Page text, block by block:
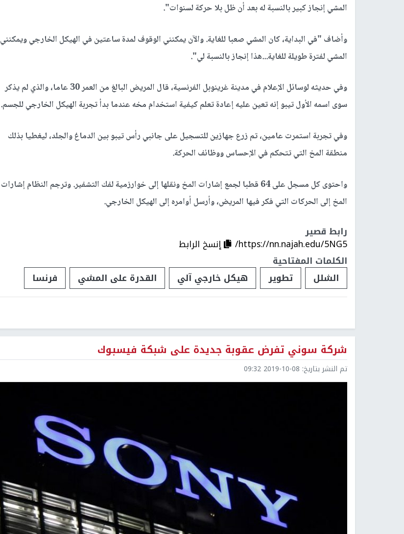
المشي إنجاز كبير بالنسبة له بعد أن ظل بلا حركة لسنوات".
وأضاف "في البداية، كان المشي صعبا للغاية. والآن يمكنني الوقوف لمدة ساعتين في الهيكل الخارجي ويمكنني
المشي لفترة طويلة للغاية...هذا إنجاز بالنسبة لي".
وفي حديثه لوسائل الإعلام في مدينة غرينوبل الفرنسية، قال المريض البالغ من العمر 30 عاما، والذي لم يذكر
سوى اسمه الأول تيبو إنه تعين عليه إعادة تعلم كيفية استخدام مخه عندما بدأ تجربة الهيكل الخارجي للجسم.
وفي تجربة استمرت عامين، تم زرع جهازين للتسجيل على جانبي رأس تيبو بين الدماغ والجلد، ليغطيا بذلك
منطقة المخ التي تتحكم في الإحساس ووظائف الحركة.
واحتوى كل مسجل على 64 قطبا لجمع إشارات المخ ونقلها إلى خوارزمية لفك التشفير. وترجم النظام إشارات
المخ إلى الحركات التي فكر فيها المريض، وأرسل أوامره إلى الهيكل الخارجي.
رابط قصير
https://nn.najah.edu/5NG5/
إنسخ الرابط
الكلمات المفتاحية
الشلل
تطوير هيكل خارجي آلي القدرة على المشي فرنسا
شركة سوني تفرض عقوبة جديدة على شبكة فيسبوك
تم النشر بتاريخ: 2019-10-08 09:32